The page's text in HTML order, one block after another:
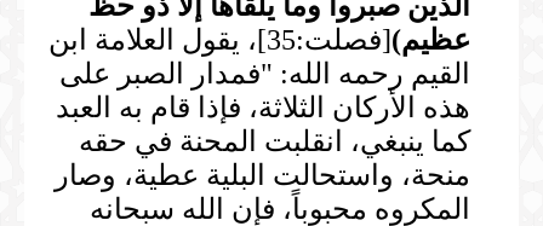
عظيم)
[فصلت:35]، يقول العلامة ابن
القيم رحمه الله: "فمدار الصبر على
هذه الأركان الثلاثة، فإذا قام به العبد
كما ينبغي، انقلبت المحنة في حقه
منحة، واستحالت البلية عطية، وصار
المكروه محبوباً، فإن الله سبحانه